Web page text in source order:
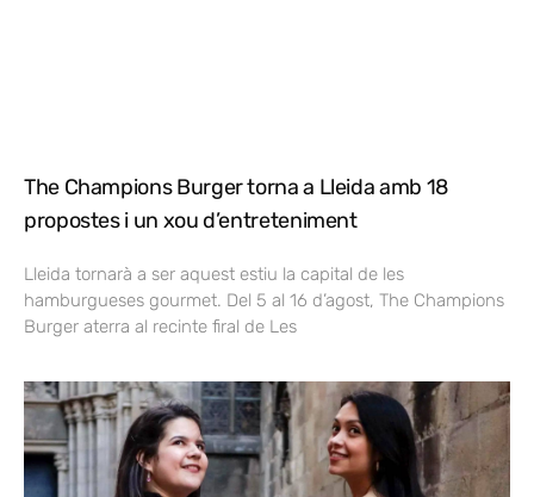
The Champions Burger torna a Lleida amb 18
propostes i un xou d’entreteniment
Lleida tornarà a ser aquest estiu la capital de les
hamburgueses gourmet. Del 5 al 16 d’agost, The Champions
Burger aterra al recinte firal de Les